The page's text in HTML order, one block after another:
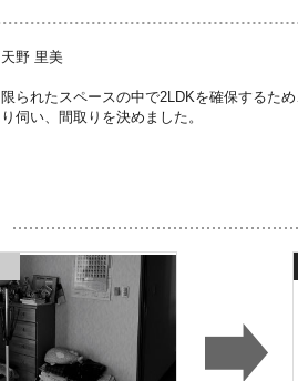
天野 里美
限られたスペースの中で2LDKを確保するた
り伺い、間取りを決めました。